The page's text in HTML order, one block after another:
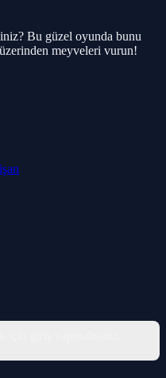
Bu güzel oyunda bunu
meyveleri vurun!